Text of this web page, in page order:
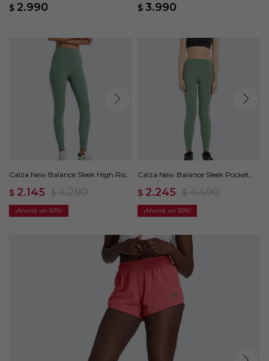
$ 2.990 $ 3.990
Calza New Balance Sleek High Rise
$ 2.145 $ 4.290
50
Calza New Balance Sleek Pocket
$ 2.245 $ 4.490
50